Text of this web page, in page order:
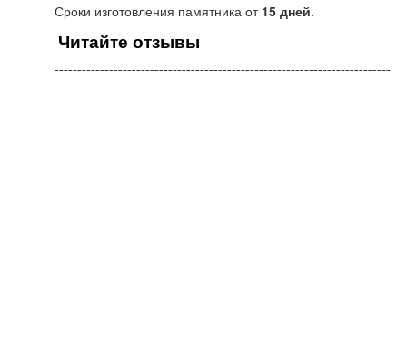
Сроки изготовления памятника от 15 дней.
Читайте отзывы
¯¯¯¯¯¯¯¯¯¯¯¯¯¯¯¯¯¯¯¯¯¯¯¯¯¯¯¯¯¯¯¯¯¯¯¯¯¯¯¯¯¯¯¯¯¯¯¯¯¯¯¯¯¯¯¯¯¯¯¯¯¯¯¯¯¯¯¯¯¯¯¯¯¯